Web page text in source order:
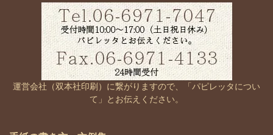
運営会社（双本社印刷）に繋がりますので、「パピレッタについ
て」とお伝えください。